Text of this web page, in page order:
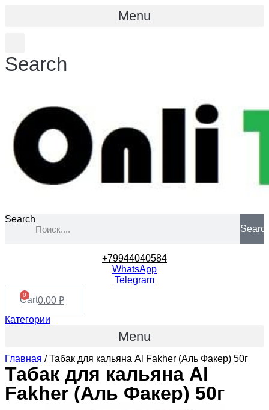
Menu
Search
Search
+79944040584
WhatsApp
Telegram
0.00 ₽
0
Cart
Категории
Menu
Главная / Табак для кальяна Al Fakher (Аль Факер) 50г
Табак для кальяна Al
Fakher (Аль Факер) 50г